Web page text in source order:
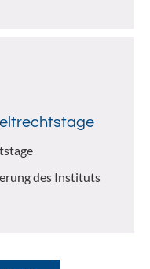
des Instituts